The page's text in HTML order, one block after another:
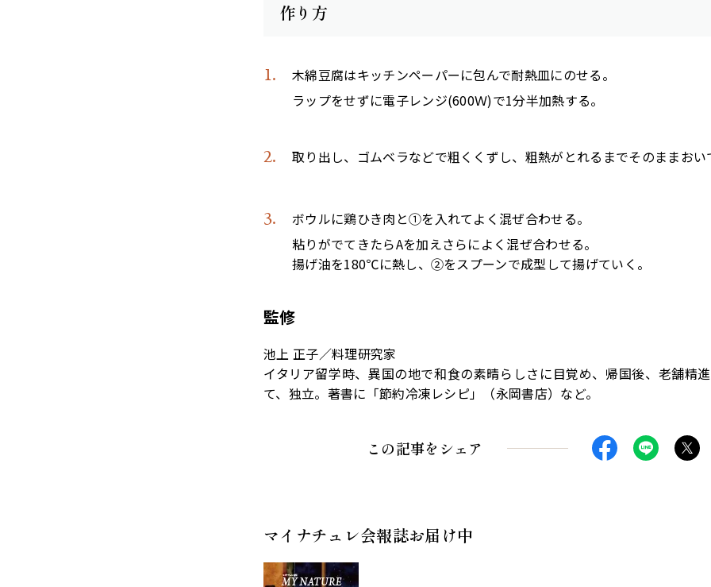
作り方
木綿豆腐はキッチンペーパーに包んで耐熱皿にのせる。
ラップをせずに電子レンジ(600Ｗ)で1分半加熱する。
取り出し、ゴムベラなどで粗くくずし、粗熱がとれるまでそのままおい
ボウルに鶏ひき肉と①を入れてよく混ぜ合わせる。
粘りがでてきたらAを加えさらによく混ぜ合わせる。
揚げ油を180℃に熱し、②をスプーンで成型して揚げていく。
監修
池上 正子／料理研究家
イタリア留学時、異国の地で和食の素晴らしさに目覚め、帰国後、老舗精
て、独立。著書に「節約冷凍レシピ」（永岡書店）など。
この記事をシェア
マイナチュレ会報誌お届け中